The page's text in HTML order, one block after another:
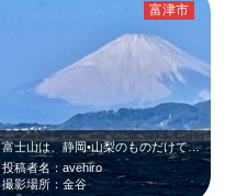
富士山は、静岡•山梨のものだけてばない！
投稿者名：avehiro
撮影場所：金谷
富津市